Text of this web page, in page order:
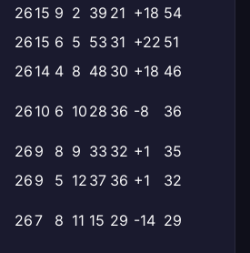
26 15 9 2 39 21 +18 54
26 15 6 5 53 31 +22 51
26 14 4 8 48 30 +18 46
26 10 6 10 28 36 -8 36
26 9 8 9 33 32 +1
35
26 9 5 12 37 36 +1 32
267 8 11 15 29 -14 29